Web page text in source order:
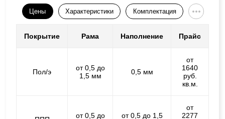
Цены Характеристики Комплектация
Покрытие Рама Наполнение Прайс
Пол/э
от 0,5 до
1,5 мм
0,5 мм
от
1640
руб.
кв.м.
от 0,5 до
от 0,5 до 1,5
от
2277